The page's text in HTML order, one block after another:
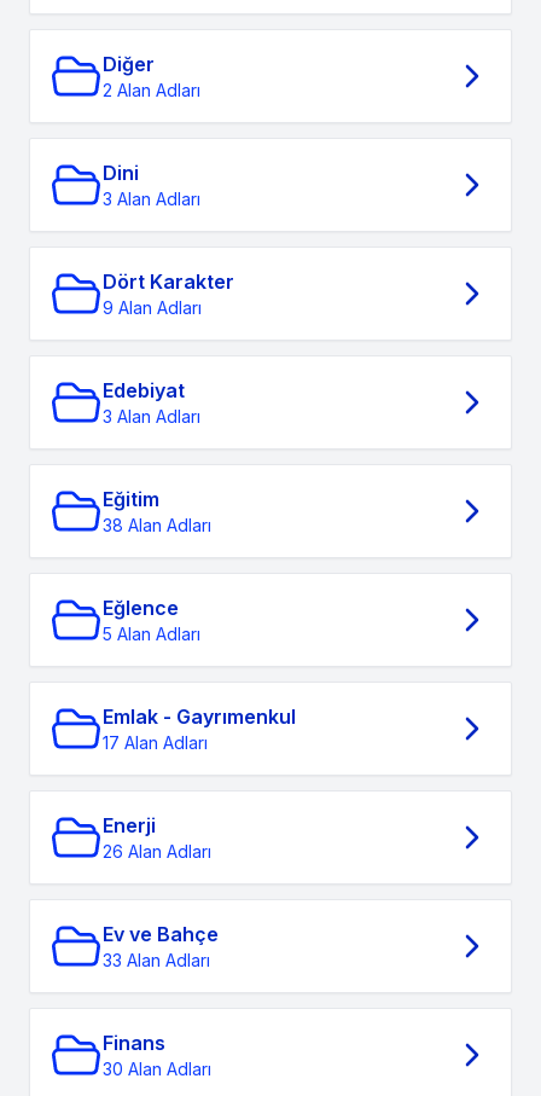
Diğer
2 Alan Adları
Dini
3 Alan Adları
Dört Karakter
9 Alan Adları
Edebiyat
3 Alan Adları
Eğitim
38 Alan Adları
Eğlence
5 Alan Adları
Emlak - Gayrımenkul
17 Alan Adları
Enerji
26 Alan Adları
Ev ve Bahçe
33 Alan Adları
Finans
30 Alan Adları